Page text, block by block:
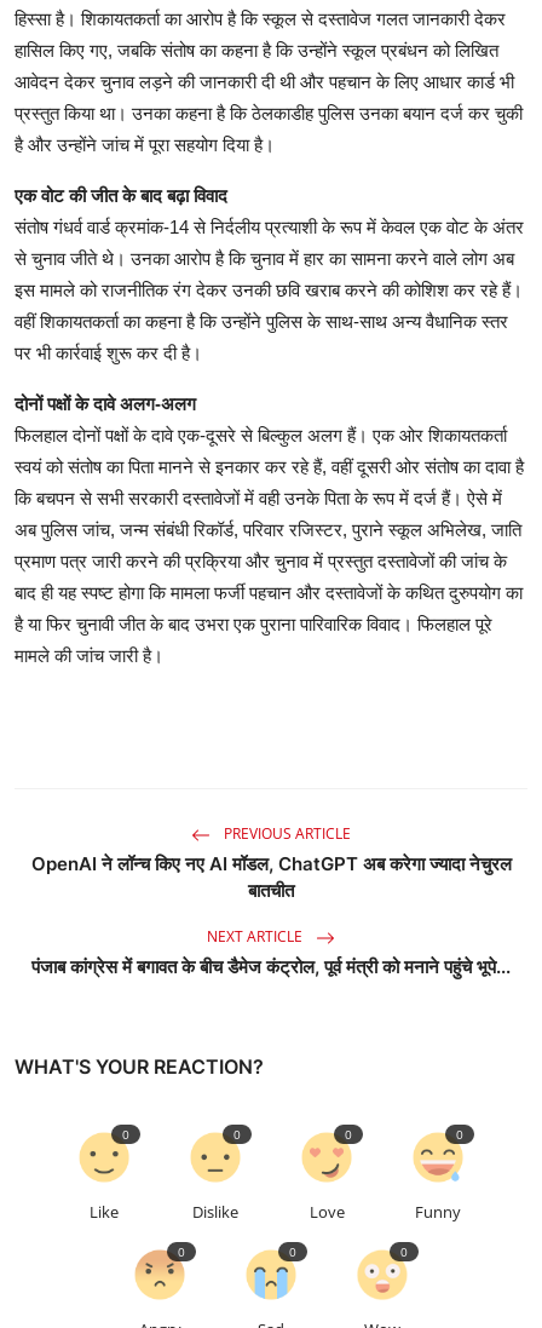
हिस्सा है। शिकायतकर्ता का आरोप है कि स्कूल से दस्तावेज गलत जानकारी देकर
हासिल किए गए, जबकि संतोष का कहना है कि उन्होंने स्कूल प्रबंधन को लिखित
आवेदन देकर चुनाव लड़ने की जानकारी दी थी और पहचान के लिए आधार कार्ड भी
प्रस्तुत किया था। उनका कहना है कि ठेलकाडीह पुलिस उनका बयान दर्ज कर चुकी
है और उन्होंने जांच में पूरा सहयोग दिया है।
एक वोट की जीत के बाद बढ़ा विवाद
संतोष गंधर्व वार्ड क्रमांक-14 से निर्दलीय प्रत्याशी के रूप में केवल एक वोट के अंतर
से चुनाव जीते थे। उनका आरोप है कि चुनाव में हार का सामना करने वाले लोग अब
इस मामले को राजनीतिक रंग देकर उनकी छवि खराब करने की कोशिश कर रहे हैं।
वहीं शिकायतकर्ता का कहना है कि उन्होंने पुलिस के साथ-साथ अन्य वैधानिक स्तर
पर भी कार्रवाई शुरू कर दी है।
दोनों पक्षों के दावे अलग-अलग
फिलहाल दोनों पक्षों के दावे एक-दूसरे से बिल्कुल अलग हैं। एक ओर शिकायतकर्ता
स्वयं को संतोष का पिता मानने से इनकार कर रहे हैं, वहीं दूसरी ओर संतोष का दावा है
कि बचपन से सभी सरकारी दस्तावेजों में वही उनके पिता के रूप में दर्ज हैं। ऐसे में
अब पुलिस जांच, जन्म संबंधी रिकॉर्ड, परिवार रजिस्टर, पुराने स्कूल अभिलेख, जाति
प्रमाण पत्र जारी करने की प्रक्रिया और चुनाव में प्रस्तुत दस्तावेजों की जांच के
बाद ही यह स्पष्ट होगा कि मामला फर्जी पहचान और दस्तावेजों के कथित दुरुपयोग का
है या फिर चुनावी जीत के बाद उभरा एक पुराना पारिवारिक विवाद। फिलहाल पूरे
मामले की जांच जारी है।
PREVIOUS ARTICLE
OpenAI ने लॉन्च किए नए AI मॉडल, ChatGPT अब करेगा ज्यादा नेचुरल
बातचीत
NEXT ARTICLE
पंजाब कांग्रेस में बगावत के बीच डैमेज कंट्रोल, पूर्व मंत्री को मनाने पहुंचे भूपे...
WHAT'S YOUR REACTION?
Like
0
Dislike
0
Love
0
Funny
0
0 0 0